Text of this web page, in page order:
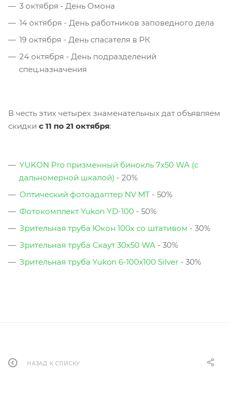
3 октября - День Омона
14 октября - День работников заповедного дела
19 октября - День спасателя в РК
24 октября - День подразделений
спец.назначения
В честь этих четырех знаменательных дат объявляем
скидки с 11 по 21 октября:
YUKON Pro призменный бинокль 7x50 WA (с
дальномерной шкалой) - 20%
Оптический фотоадаптер NV MT - 50%
Фотокомплект Yukon YD-100 - 50%
Зрительная труба Юкон 100х со штативом - 30%
Зрительная труба Скаут 30х50 WA - 30%
Зрительная труба Yukon 6-100х100 Silver - 30%
НАЗАД К СПИСКУ